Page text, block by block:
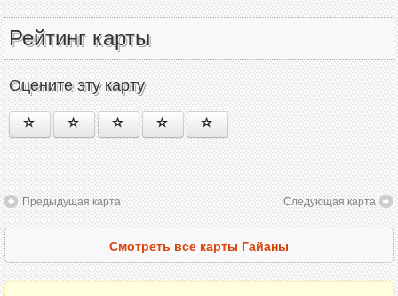
Рейтинг карты
Оцените эту карту
Предыдущая карта Следующая карта
Смотреть все карты Гайаны